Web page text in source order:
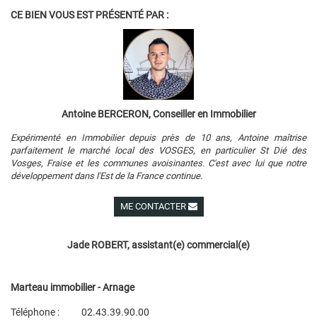
CE BIEN VOUS EST PRÉSENTÉ PAR :
Antoine BERCERON, Conseiller en Immobilier
Expérimenté en Immobilier depuis près de 10 ans, Antoine maîtrise
parfaitement le marché local des VOSGES, en particulier St Dié des
Vosges, Fraise et les communes avoisinantes. C'est avec lui que notre
développement dans l'Est de la France continue.
ME CONTACTER
Jade ROBERT, assistant(e) commercial(e)
Marteau immobilier - Arnage
Téléphone : 02.43.39.90.00